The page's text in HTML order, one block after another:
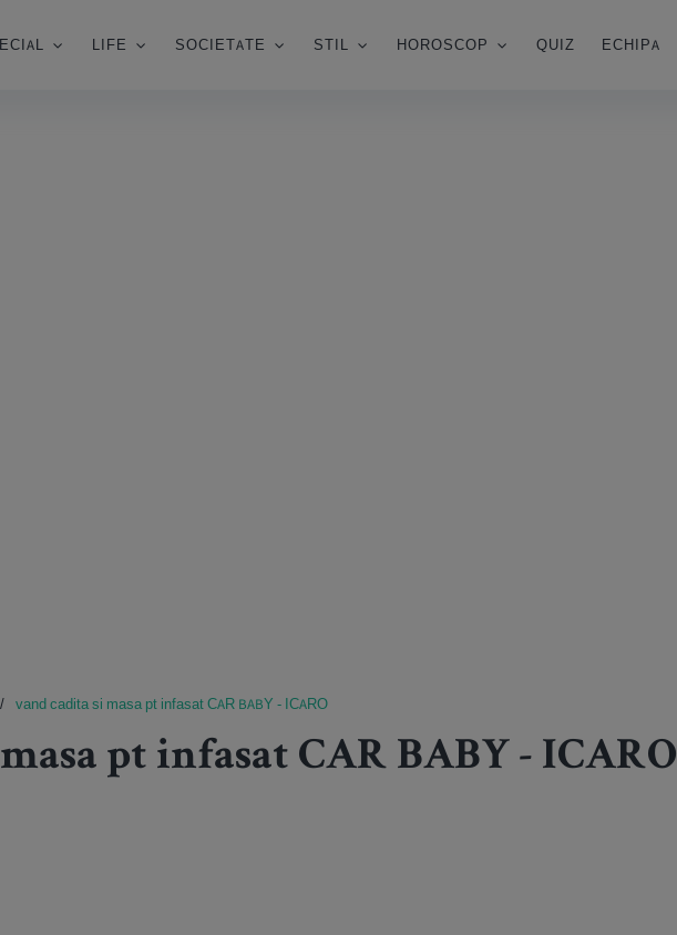
LIFE SOCIETATE STIL HOROSCOP QUIZ ECHIPA
vand cadita si masa pt infasat CAR BABY - ICARO
pt infasat CAR BABY - ICARO